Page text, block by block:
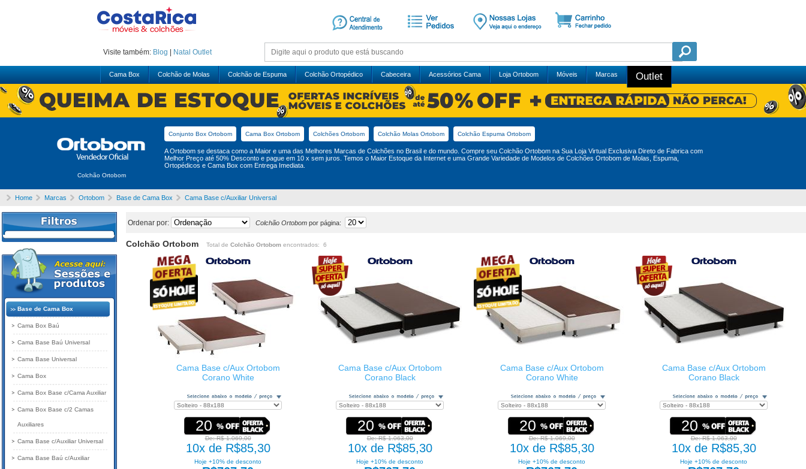
Visite também: Blog Natal Outlet
Cama Box Colchão de Molas Colchão de Espuma Colchão Ortopédico Cabeceira Acessórios Cama Loja Ortobom Móveis Marcas Outlet
Colchão Ortobom
Conjunto Box Ortobom Cama Box Ortobom Colchões Ortobom Colchão Molas Ortobom Colchão Espuma Ortobom
A Ortobom se destaca como a Maior e uma das Melhores Marcas de Colchões no Brasil e do mundo. Compre seu Colchão Ortobom na Sua Loja Virtual Exclusiva Direto de Fabrica com
Melhor Preço até 50% Desconto e pague em 10 x sem juros. Temos o Maior Estoque da Internet e uma Grande Variedade de Modelos de Colchões Ortobom de Molas, Espuma,
Ortopédicos e Cama Box com Entrega Imediata.
Home Marcas Ortobom Base de Cama Box Cama Base c/Auxiliar Universal
Ordenar por: Colchão Ortobom por página:
Colchão Ortobom Total de Colchão Ortobom encontrados: 6
Cama Base c/Aux Ortobom
Corano White
20
De: R$ 1.069,00
10x de R$85,30
Hoje +10% de desconto
Cama Base c/Aux Ortobom
Corano Black
20
De: R$ 1.063,00
10x de R$85,30
Hoje +10% de desconto
Cama Base c/Aux Ortobom
Corano White
20
De: R$ 1.069,00
10x de R$85,30
Hoje +10% de desconto
Cama Base c/Aux Ortobom
Corano Black
20
De: R$ 1.063,00
10x de R$85,30
Hoje +10% de desconto
Base de Cama Box
Cama Box Baú
Cama Base Baú Universal
Cama Base Universal
Cama Box
Cama Box Base c/Cama Auxiliar
Cama Box Base c/2 Camas
Auxiliares
Cama Base c/Auxiliar Universal
Cama Base Baú c/Auxiliar